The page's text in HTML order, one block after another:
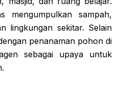
mengumpulkan sampah,
lingkungan sekitar. Selain
penanaman pohon di
sebagai upaya untuk